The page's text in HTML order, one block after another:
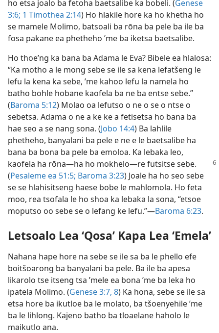
ho etsa joalo ba fetoha baetsalibe ka bobeli. (Genese
3:6; 1 Timothea 2:14) Ho hlakile hore ka ho khetha ho
se mamele Molimo, batsoali ba rōna ba pele ba ile ba
fosa pakane ea phetheho ’me ba iketsa baetsalibe.
Ho thoe’ng ka bana ba Adama le Eva? Bibele ea hlalosa:
“Ka motho a le mong sebe se ile sa kena lefatšeng le
lefu la kena ka sebe, ’me kahoo lefu la namela ho
batho bohle hobane kaofela ba ne ba entse sebe.”
(Baroma 5:12) Molao oa lefutso o ne o se o ntse o
sebetsa. Adama o ne a ke ke a fetisetsa ho bana ba
hae seo a se nang sona. (Jobo 14:4) Ba lahlile
phetheho, banyalani ba pele e ne e le baetsalibe ha
bana ba bona ba pele ba emoloa. Ka lebaka leo,
kaofela ha rōna—ha ho mokhelo—re futsitse sebe.
(Pesaleme ea 51:5; Baroma 3:23) Joale ha ho seo sebe
se se hlahisitseng haese bobe le mahlomola. Ho feta
moo, rea tsofala le ho shoa ka lebaka la sona, “etsoe
moputso oo sebe se o lefang ke lefu.”—Baroma 6:23.
Letsoalo Lea ‘Qosa’ Kapa Lea ‘Emela’
Nahana hape hore na sebe se ile sa ba le phello efe
boitšoarong ba banyalani ba pele. Ba ile ba apesa
likarolo tse itseng tsa ’mele ea bona ’me ba leka ho
ipatela Molimo. (Genese 3:7, 8) Ka hona, sebe se ile sa
etsa hore ba ikutloe ba le molato, ba tšoenyehile ’me
ba le lihlong. Kajeno batho ba tloaelane haholo le
maikutlo ana.